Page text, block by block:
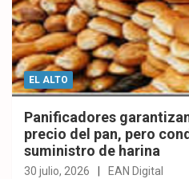
EL ALTO
Panificadores
precio del pan, pero
suministro de harina
30 julio, 2026 EAN Digital